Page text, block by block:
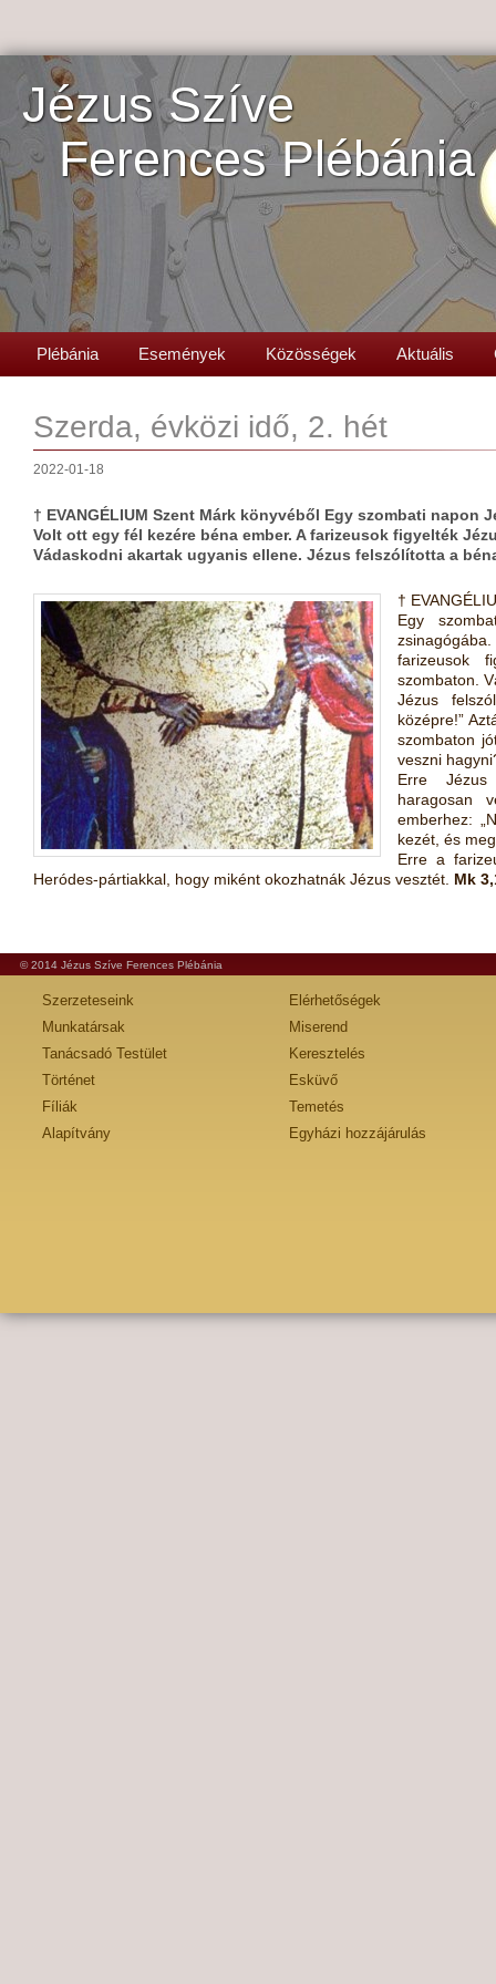
Jézus Szíve
Ferences Plébánia
Plébánia Események Közösségek Aktuális
Szerda, évközi idő, 2. hét
2022-01-18
† EVANGÉLIUM Szent Márk könyvéből Egy szombati napon
Volt ott egy fél kezére béna ember. A farizeusok figyelték
Vádaskodni akartak ugyanis ellene. Jézus felszólította a
†
Egy
farizeusok
szombaton.
Jézus
középre!”
szombaton
veszni
Erre Jézus
haragosan
emberhez:
kezét, és
Erre a
Heródes-pártiakkal, hogy miként okozhatnák Jézus vesztét. Mk
© 2014 Jézus Szíve Ferences Plébánia
Szerzeteseink
Munkatársak
Tanácsadó Testület
Történet
Fíliák
Alapítvány
Elérhetőségek
Miserend
Keresztelés
Esküvő
Temetés
Egyházi hozzájárulás